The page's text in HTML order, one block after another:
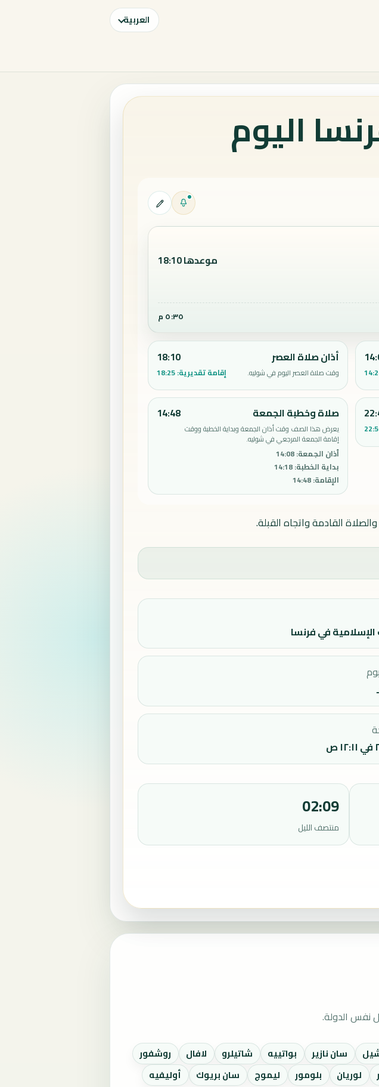
العربية
اليوم
موعدها 18:10
٥:٣٥ م
أذان صلاة العصر
وقت صلاة العصر اليوم في شوليه.
18:10
إقامة تقديرية:18:25
صلاة وخطبة الجمعة
يعرض هذا الصف وقت أذان الجمعة وبداية الخطبة ووقت
إقامة الجمعة المرجعي في شوليه.
أذان الجمعة:
14:08
بداية الخطبة:
14:18
الإقامة:
14:48
14:48
القادمة واتجاه القبلة.
الإسلامية في فرنسا
02:09
منتصف الليل
نفس الدولة.
سان نازير بواتييه شاتيلرو لافال
روشفور
لوريان بلومور ليموج سان بريوك
أوليفيه